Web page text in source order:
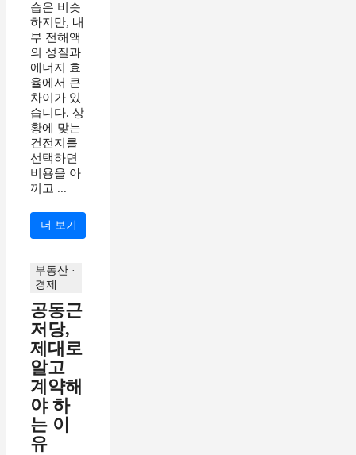
습은 비슷
하지만, 내
부 전해액
의 성질과
에너지 효
율에서 큰
차이가 있
습니다. 상
황에 맞는
건전지를
선택하면
비용을 아
끼고 ...
더 보기
부동산 ·
경제
공동근
저당,
제대로
알고
계약해
야 하
는 이
유